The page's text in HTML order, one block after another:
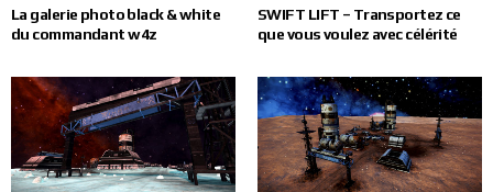
La galerie photo black & white
du commandant w4z
SWIFT LIFT – Transportez ce
que vous voulez avec célérité